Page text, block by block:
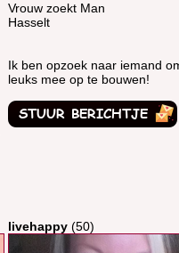
Vrouw zoekt Man
Hasselt
Ik ben opzoek naar iemand
leuks mee op te bouwen!
livehappy (50)